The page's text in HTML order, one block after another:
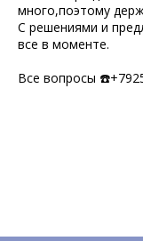
много,поэтому
С решениями и
все в моменте.
Все вопросы